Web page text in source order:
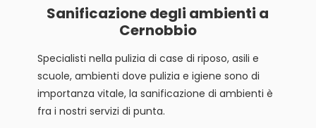
Sanificazione degli ambienti a
Cernobbio
Specialisti nella pulizia di case di riposo, asili e
scuole, ambienti dove pulizia e igiene sono di
importanza vitale, la sanificazione di ambienti è
fra i nostri servizi di punta.